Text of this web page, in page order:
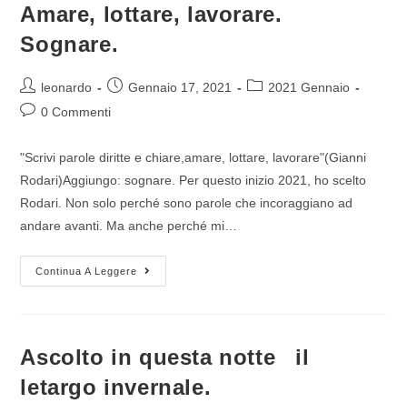
Amare, lottare, lavorare.
Sognare.
leonardo Gennaio 17, 2021
2021 Gennaio
0 Commenti
"Scrivi parole diritte e chiare,amare, lottare, lavorare"(Gianni
Rodari)Aggiungo: sognare. Per questo inizio 2021, ho scelto
Rodari. Non solo perché sono parole che incoraggiano ad
andare avanti. Ma anche perché mi…
Continua A Leggere
Ascolto in questa notte il
letargo invernale.